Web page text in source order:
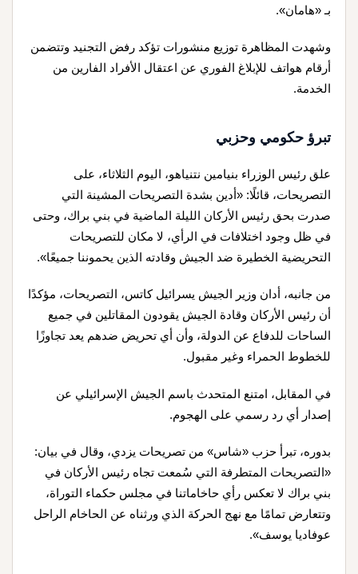
بـ «هامان».
وشهدت المظاهرة توزيع منشورات تؤكد رفض التجنيد وتتضمن
أرقام هواتف للإبلاغ الفوري عن اعتقال الأفراد الفارين من
الخدمة.
تبرؤ حكومي وحزبي
علق رئيس الوزراء بنيامين نتنياهو، اليوم الثلاثاء، على
التصريحات، قائلًا: «أدين بشدة التصريحات المشينة التي
صدرت بحق رئيس الأركان الليلة الماضية في بني براك، وحتى
في ظل وجود اختلافات في الرأي، لا مكان للتصريحات
التحريضية الخطيرة ضد الجيش وقادته الذين يحموننا جميعًا».
من جانبه، أدان وزير الجيش يسرائيل كاتس، التصريحات، مؤكدًا
أن رئيس الأركان وقادة الجيش يقودون المقاتلين في جميع
الساحات للدفاع عن الدولة، وأن أي تحريض ضدهم يعد تجاوزًا
للخطوط الحمراء وغير مقبول.
في المقابل، امتنع المتحدث باسم الجيش الإسرائيلي عن
إصدار أي رد رسمي على الهجوم.
بدوره، تبرأ حزب «شاس» من تصريحات يزدي، وقال في بيان:
«التصريحات المتطرفة التي سُمعت تجاه رئيس الأركان في
بني براك لا تعكس رأي حاخاماتنا في مجلس حكماء التوراة،
وتتعارض تمامًا مع نهج الحركة الذي ورثناه عن الحاخام الراحل
عوفاديا يوسف».